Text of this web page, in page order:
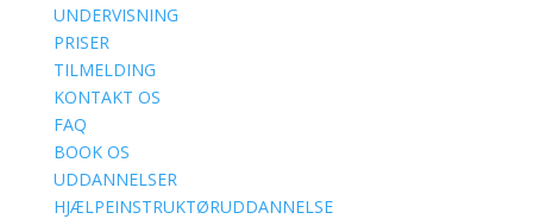
UNDERVISNING
PRISER
TILMELDING
KONTAKT OS
FAQ
BOOK OS
UDDANNELSER
HJÆLPEINSTRUKTØRUDDANNELSE